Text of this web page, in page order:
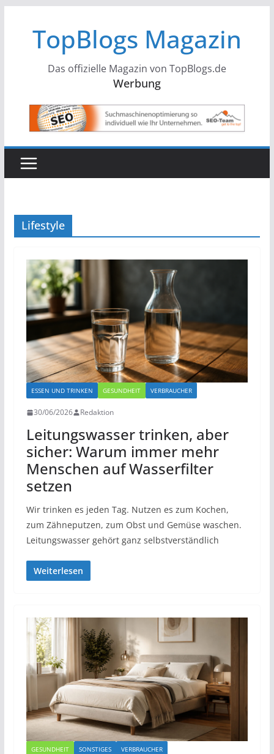
springenTopBlogs Magazin
Das offizielle Magazin von TopBlogs.de
Werbung
Lifestyle
ESSEN UND TRINKEN GESUNDHEIT VERBRAUCHER
30/06/2026 Redaktion
Leitungswasser trinken, aber
sicher: Warum immer mehr
Menschen auf Wasserfilter
setzen
Wir trinken es jeden Tag. Nutzen es zum Kochen,
zum Zähneputzen, zum Obst und Gemüse waschen.
Leitungswasser gehört ganz selbstverständlich
Weiterlesen
GESUNDHEIT SONSTIGES VERBRAUCHER